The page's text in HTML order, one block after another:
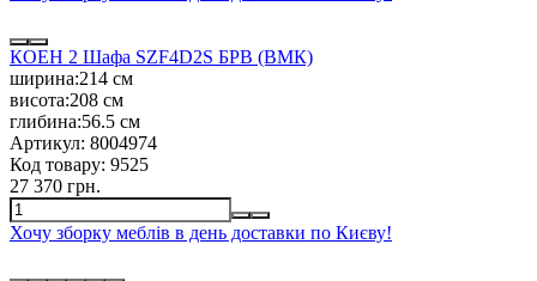
КОЕН 2 Шафа SZF4D2S БРВ (ВМК)
ширина:214 см
висота:208 см
глибина:56.5 см
Артикул: 8004974
Код товару: 9525
27 370 грн.
Хочу зборку меблів в день доставки по Києву!